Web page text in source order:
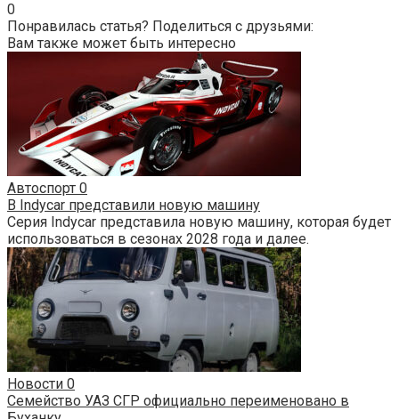
0
Понравилась статья? Поделиться с друзьями:
Вам также может быть интересно
Автоспорт 0
В Indycar представили новую машину
Серия Indycar представила новую машину, которая будет
использоваться в сезонах 2028 года и далее.
Новости 0
Семейство УАЗ СГР официально переименовано в